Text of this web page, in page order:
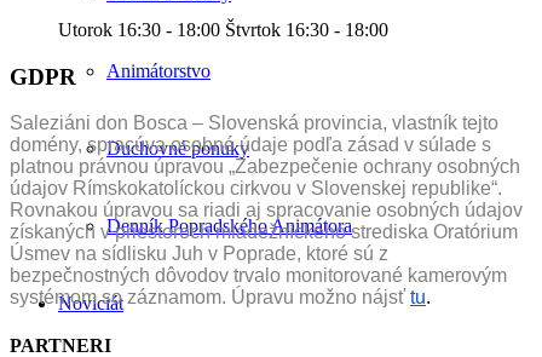
Animátorstvo
Duchovné ponuky
Denník Popradského Animátora
Noviciát
Utorok 16:30 - 18:00 Štvrtok 16:30 - 18:00
GDPR
Saleziáni don Bosca – Slovenská provincia, vlastník tejto
domény, spracúva osobné údaje podľa zásad v súlade s
platnou právnou úpravou „Zabezpečenie ochrany osobných
údajov Rímskokatolíckou cirkvou v Slovenskej republike“.
Rovnakou úpravou sa riadi aj spracovanie osobných údajov
získaných v priestoroch mládežníckeho strediska Oratórium
Úsmev na sídlisku Juh v Poprade, ktoré sú z
bezpečnostných dôvodov trvalo monitorované kamerovým
systémom so záznamom. Úpravu možno nájsť tu.
PARTNERI